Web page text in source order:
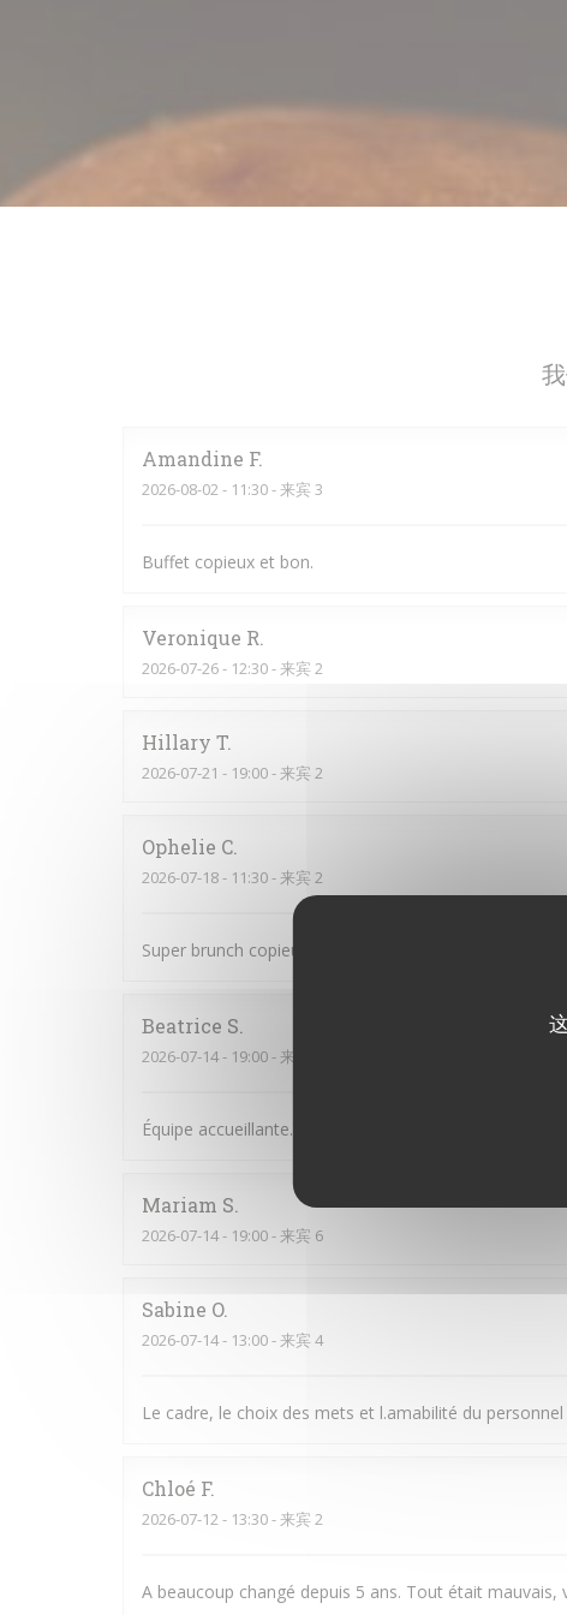
Amandine F
2026-08-02 - 11:30 - 来宾 3
Buffet copieux et bon.
Veronique R
2026-07-26- 12:30 - 来宾 2
Hillary T
2026-07-21 - 19:00 - 来宾 2
Ophelie C
2026-07-18- 11:30 - 来宾 2
Super brunch copieux et bon Le serveur était au top !
Beatrice S
2026-07-14- 19:00 - 来宾 6
Équipe accueillante. Bonne Ambiance et on y mange
Mariam S
2026-07-14- 19:00 - 来宾 6
Sabine O
2026-07-14- 13:00 - 来宾 4
Le cadre, le choix des mets et l.amabilité du personnel
Chloé F
2026-07-12 - 13:30 - 来宾 2
A beaucoup changé depuis 5 ans. Tout était mauvais,